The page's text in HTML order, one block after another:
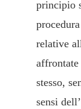
principio
relative
stesso,
sensi